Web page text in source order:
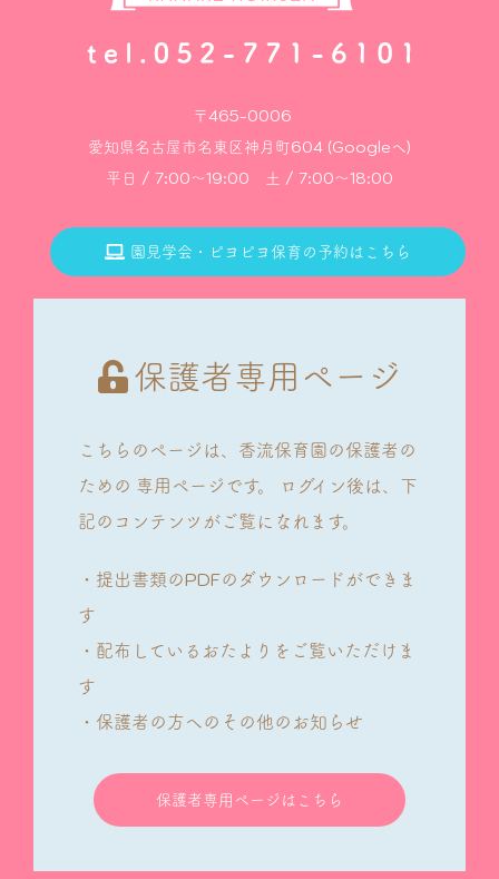
〒465-0006
愛知県名古屋市名東区神月町604 (Googleへ)
平日 / 7:00～19:00 土 / 7:00～18:00
園見学会・ピヨピヨ保育の予約はこちら
保護者専用ページ
こちらのページは、香流保育園の保護者の
ための 専用ページです。
ログイン後は、下
記のコンテンツがご覧になれます。
・提出書類のPDFのダウンロードができま
す
・配布しているおたよりをご覧いただけま
す
・保護者の方へのその他のお知らせ
保護者専用ページはこちら